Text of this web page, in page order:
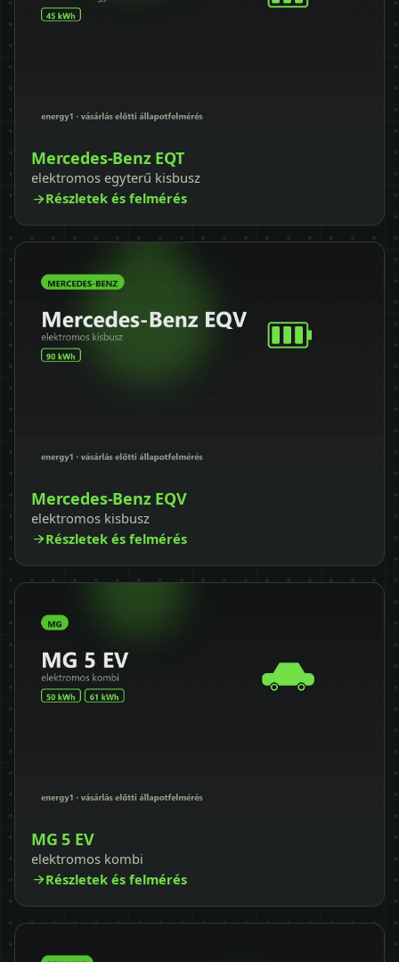
Mercedes-Benz EQT
elektromos egyterű kisbusz
Részletek és felmérés
Mercedes-Benz EQV
elektromos kisbusz
Részletek és felmérés
MG 5 EV
elektromos kombi
Részletek és felmérés